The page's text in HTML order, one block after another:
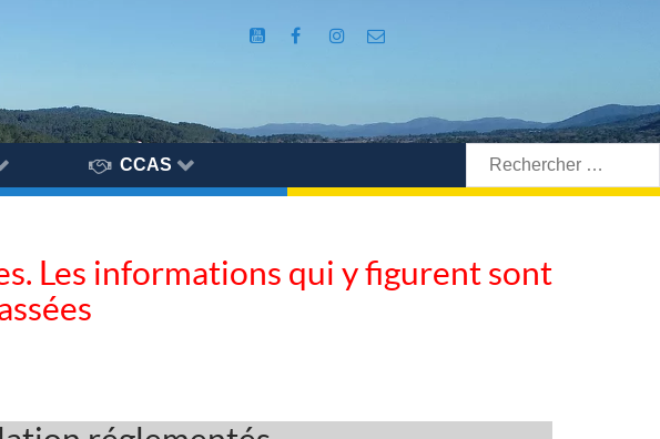
CCAS
Rechercher:
Les informations qui y figurent sont